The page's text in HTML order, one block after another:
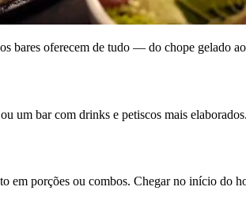
bares oferecem de tudo — do chope gelado
um bar com drinks e petiscos mais
em porções ou combos. Chegar no início do